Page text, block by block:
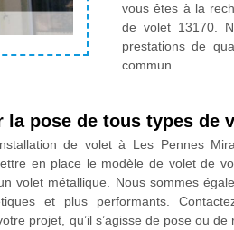
vous êtes à la
de volet 13170.
prestations de
commun.
pose de tous types de
de volet à Les Pennes
en place le modèle de volet de
volet métallique. Nous sommes
et plus performants.
projet, qu’il s’agisse de pose ou